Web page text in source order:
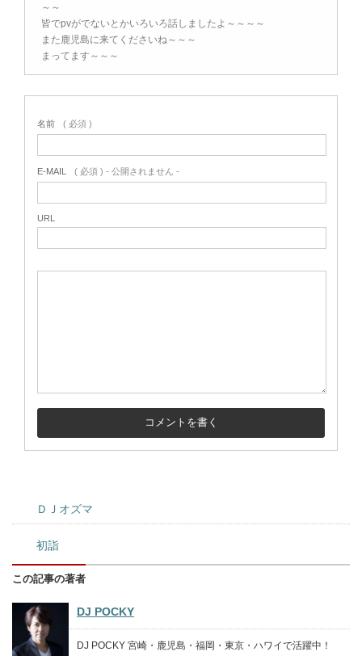
～～
皆でpvがでないとかいろいろ話しましたよ～～～～
また鹿児島に来てくださいね～～～
まってます～～～
名前 ( 必須 )
E-MAIL ( 必須 ) - 公開されません -
URL
ＤＪオズマ
初詣
この記事の著者
DJ POCKY
DJ POCKY 宮崎・鹿児島・福岡・東京・ハワイで活躍中！